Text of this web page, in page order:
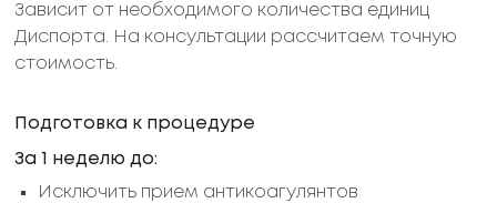
Зависит от необходимого количества единиц
Диспорта. На консультации рассчитаем точную
стоимость.
Подготовка к процедуре
За 1 неделю до:
Исключить прием антикоагулянтов